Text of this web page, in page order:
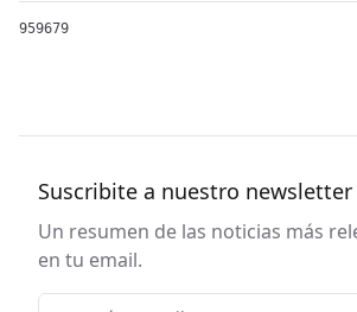
959679
Suscribite a nuestro newsletter
Un resumen de las noticias más
en tu email.